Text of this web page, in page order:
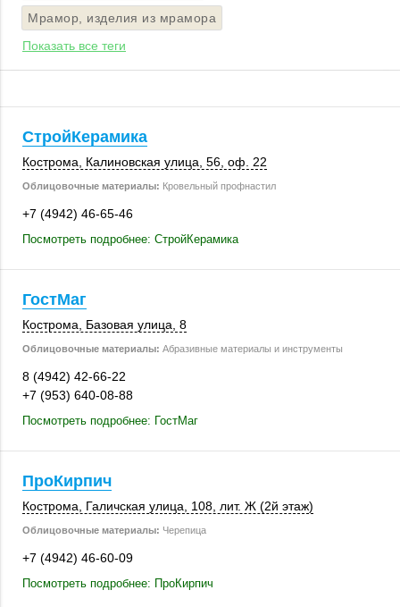
Мрамор, изделия из мрамора
Показать все теги
СтройКерамика
Кострома , Калиновская улица, 56, оф. 22
Облицовочные материалы: Кровельный профнастил
+7 (4942) 46-65-46
Посмотреть подробнее: СтройКерамика
ГостМаг
Кострома Базовая улица, 8
Облицовочные материалы: Абразивные материалы и инструменты
8 (4942) 42-66-22
+7 (953) 640-08-88
Посмотреть подробнее: ГостМаг
ПроКирпич
Кострома Галичская улица 108 лит. Ж (2й этаж)
Облицовочные материалы: Черепица
+7 (4942) 46-60-09
Посмотреть подробнее: ПроКирпич